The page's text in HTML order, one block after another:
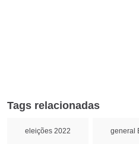
Tags relacionadas
eleições 2022 general